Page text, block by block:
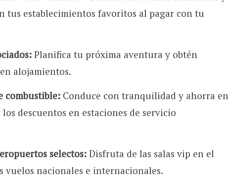
tus establecimientos favoritos al pagar con tu
Planifica tu próxima aventura y obtén
alojamientos.
combustible:Conduce con tranquilidad y ahorra en
descuentos en estaciones de servicio
selectos:Disfruta de las salas vip en el
vuelos nacionales e internacionales.